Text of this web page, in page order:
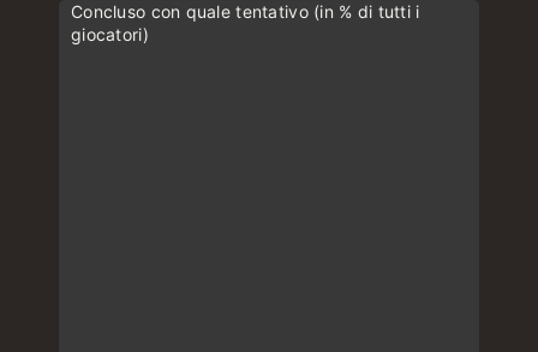
Concluso con quale tentativo (in % di tutti i
giocatori)